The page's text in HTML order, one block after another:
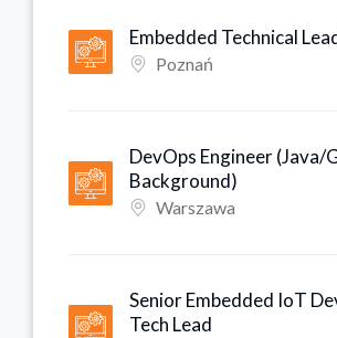
Embedded Technical
Poznań
DevOps Engineer (Java/
Background)
Warszawa
Senior Embedded IoT
Tech Lead